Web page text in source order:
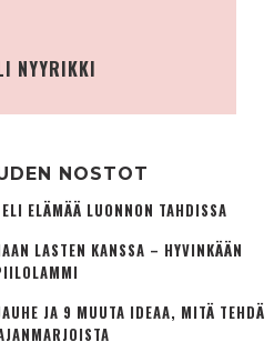
NYYRIKKI
NOSTOT
ELÄMÄÄ LUONNON TAHDISSA
LASTEN KANSSA – HYVINKÄÄN
JA 9 MUUTA IDEAA, MITÄ TEHDÄ